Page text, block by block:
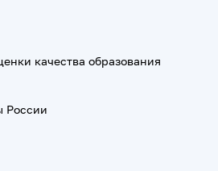
качества образования
России